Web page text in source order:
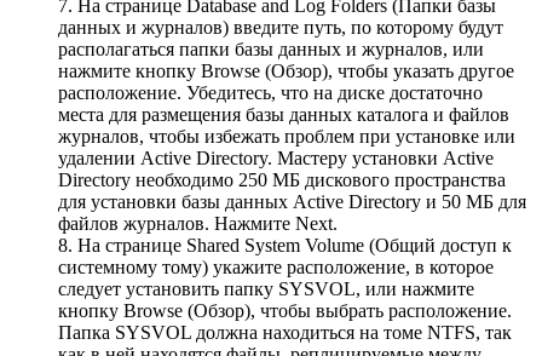
7. На странице Database and Log Folders (Папки базы
данных и журналов) введите путь, по которому будут
располагаться папки базы данных и журналов, или
нажмите кнопку Browse (Обзор), чтобы указать другое
расположение. Убедитесь, что на диске достаточно
места для размещения базы данных каталога и файлов
журналов, чтобы избежать проблем при установке или
удалении Active Directory. Мастеру установки Active
Directory необходимо 250 МБ дискового пространства
для установки базы данных Active Directory и 50 МБ для
файлов журналов. Нажмите Next.
8. На странице Shared System Volume (Общий доступ к
системному тому) укажите расположение, в которое
следует установить папку SYSVOL, или нажмите
кнопку Browse (Обзор), чтобы выбрать расположение.
Папка SYSVOL должна находиться на томе NTFS, так